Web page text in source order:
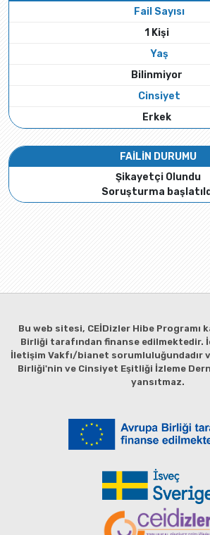
Fail Sayısı
1 Kişi
Yaş
Bilinmiyor
Cinsiyet
Erkek
FAİLİN DURUMU
Şikayetçi Olundu
Soruşturma
Bu web sitesi, CEİDizler Hibe Programı
Birliği tarafından finanse edilmektedir.
İletişim Vakfı/bianet sorumluluğundadır
Birliği'nin ve Cinsiyet Eşitliği İzleme
yansıtmaz.